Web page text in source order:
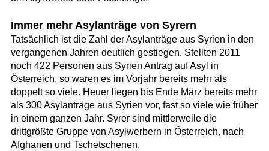
Immer mehr Asylanträge von Syrern
Tatsächlich ist die Zahl der Asylanträge aus Syrien in den
vergangenen Jahren deutlich gestiegen. Stellten 2011
noch 422 Personen aus Syrien Antrag auf Asyl in
Österreich, so waren es im Vorjahr bereits mehr als
doppelt so viele. Heuer liegen bis Ende März bereits mehr
als 300 Asylanträge aus Syrien vor, fast so viele wie früher
in einem ganzen Jahr. Syrer sind mittlerweile die
drittgrößte Gruppe von Asylwerbern in Österreich, nach
Afghanen und Tschetschenen.